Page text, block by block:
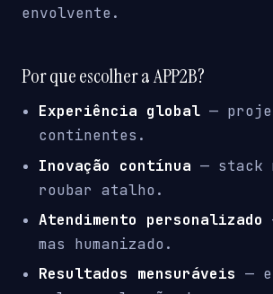
envolvente.
Por que escolher a APP2B?
Experiência global —
continentes.
Inovação contínua — stack
roubar atalho.
Atendimento personalizado
mas humanizado.
Resultados mensuráveis —